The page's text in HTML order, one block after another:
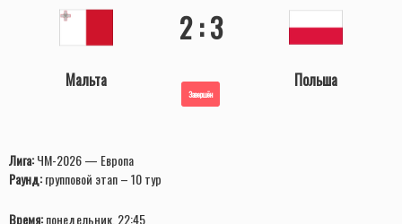
Мальта
2 : 3
Завершён
Польша
Лига:ЧМ-2026 — Европа
Раунд:групповой этап – 10 тур
Время:понедельник, 22:45